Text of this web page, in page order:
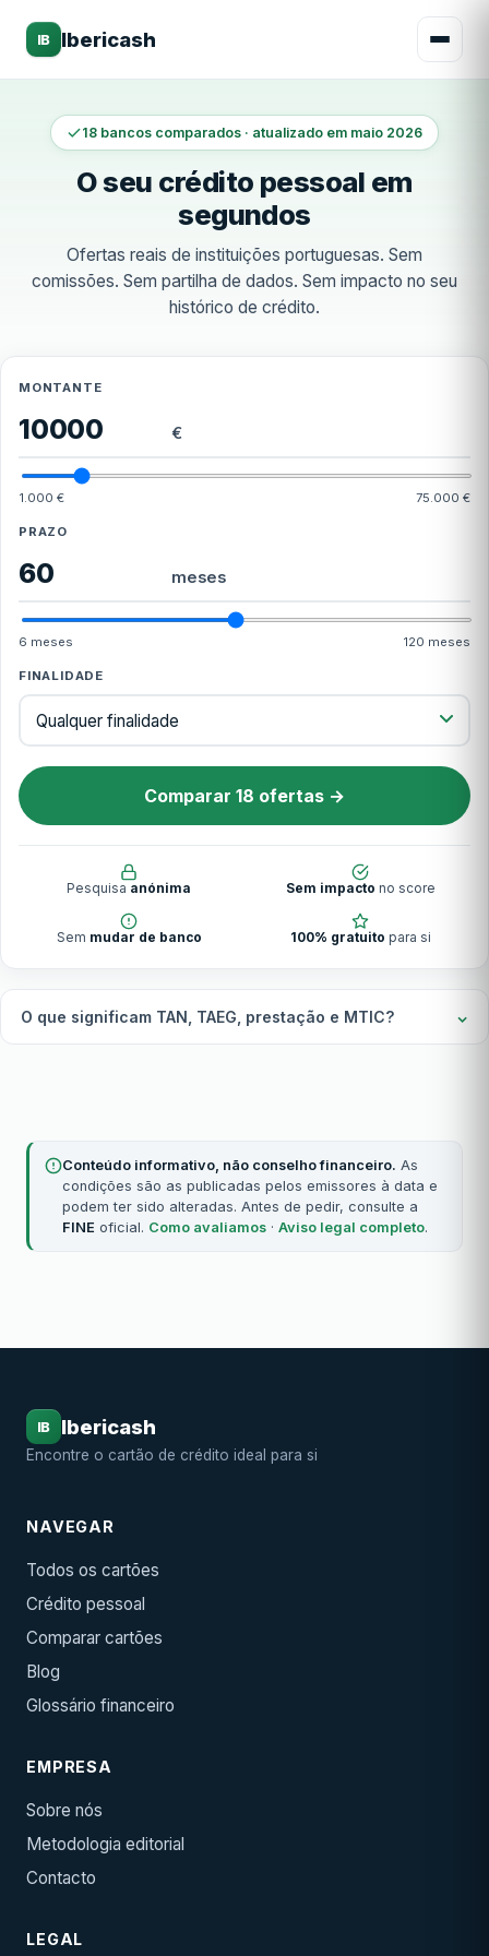
IB Ibericash
18 bancos comparados · atualizado em maio 2026
O seu crédito pessoal em
segundos
Ofertas reais de instituições portuguesas. Sem
comissões. Sem partilha de dados. Sem impacto no seu
histórico de crédito.
MONTANTE
€
1.000 € 75.000 €
PRAZO
meses
6 meses 120 meses
FINALIDADE
Comparar 18 ofertas →
Pesquisa anónima Sem impacto no score
Sem mudar de banco 100% gratuito para si
O que significam TAN, TAEG, prestação e MTIC?
Conteúdo informativo, não conselho financeiro. As
condições são as publicadas pelos emissores à data e
podem ter sido alteradas. Antes de pedir, consulte a
FINE oficial. Como avaliamos · Aviso legal completo.
IB Ibericash
Encontre o cartão de crédito ideal para si
NAVEGAR
Todos os cartões
Crédito pessoal
Comparar cartões
Blog
Glossário financeiro
EMPRESA
Sobre nós
Metodologia editorial
Contacto
LEGAL